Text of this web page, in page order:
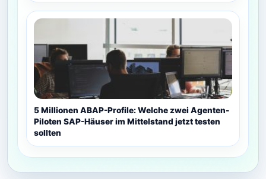
5 Millionen ABAP-Profile: Welche zwei Agenten-
Piloten SAP-Häuser im Mittelstand jetzt testen
sollten